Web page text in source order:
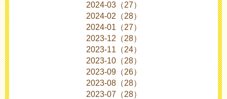
2024-03（27）
2024-02（28）
2024-01（27）
2023-12（28）
2023-11（24）
2023-10（28）
2023-09（26）
2023-08（28）
2023-07（28）